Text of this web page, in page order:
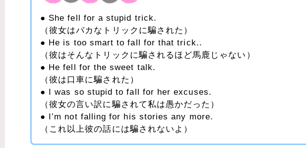
She fell for a stupid trick.
（彼女はバカなトリックに騙された）
He is too smart to fall for that trick..
（彼はそんなトリックに騙されるほど馬鹿じゃない）
He fell for the sweet talk.
（彼は口車に騙された）
I was so stupid to fall for her excuses.
（彼女の言い訳に騙されて私は愚かだった）
I’m not falling for his stories any more.
（これ以上彼の話には騙されないよ）